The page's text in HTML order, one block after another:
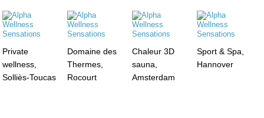
Private
wellness,
Solliès-Toucas
Domaine des
Thermes,
Rocourt
Chaleur 3D
sauna,
Amsterdam
Sport & Spa,
Hannover